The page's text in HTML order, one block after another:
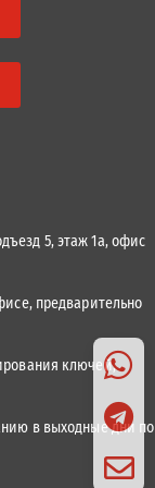
5, этаж 1а, офис
предварительно
ключей,
в выходные дни по